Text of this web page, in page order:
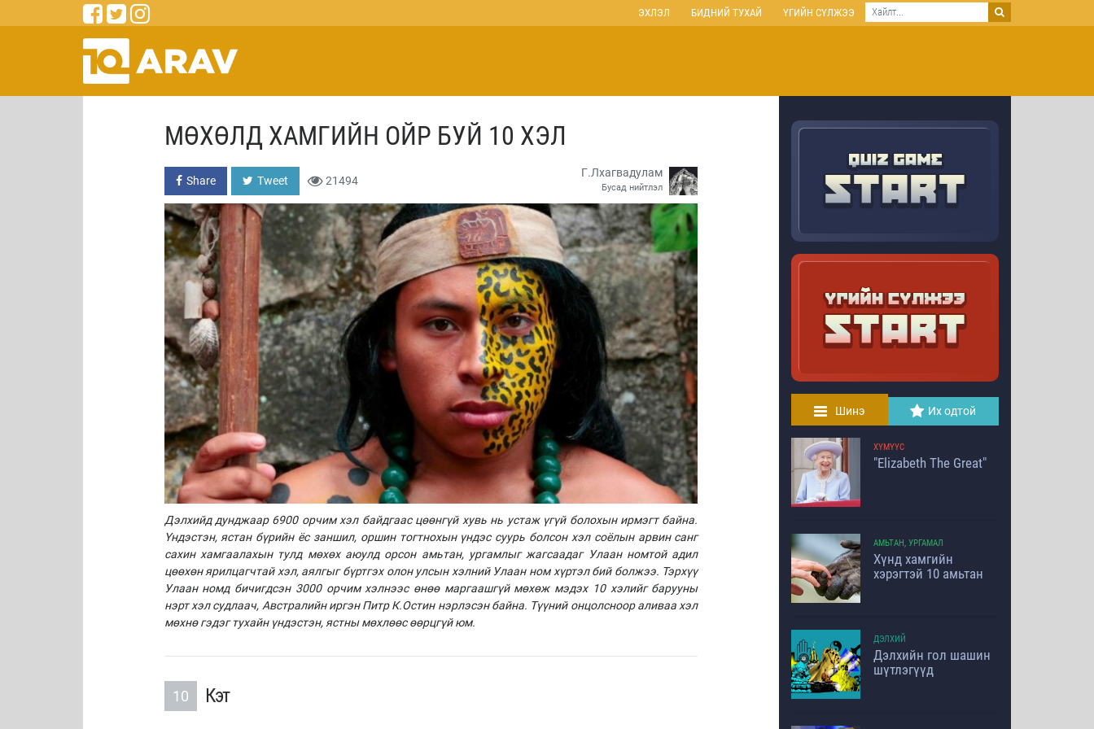
ЭХЛЭЛ БИДНИЙ ТУХАЙ ҮГИЙН СҮЛЖЭЭ
МӨХӨЛД ХАМГИЙН ОЙР БУЙ 10 ХЭЛ
Share Tweet 21494
Г.Лхагвадулам
Бусад нийтлэл
Дэлхийд дунджаар 6900 орчим хэл байдгаас цөөнгүй хувь нь устаж үгүй болохын ирмэгт байна.
Үндэстэн, ястан бүрийн ёс заншил, оршин тогтнохын үндэс суурь болсон хэл соёлын арвин санг
сахин хамгаалахын тулд мөхөх аюулд орсон амьтан, ургамлыг жагсаадаг Улаан номтой адил
цөөхөн ярилцагчтай хэл, аялгыг бүртгэх олон улсын хэлний Улаан ном хүртэл бий болжээ. Тэрхүү
Улаан номд бичигдсэн 3000 орчим хэлнээс өнөө маргаашгүй мөхөж мэдэх 10 хэлийг барууны
нэрт хэл судлаач, Австралийн иргэн Питр К.Остин нэрлэсэн байна. Түүний онцолсноор аливаа хэл
мөхнө гэдэг тухайн үндэстэн, ястны мөхлөөс өөрцгүй юм.
10 Кэт
Шинэ Их одтой
ХҮМҮҮС
"Elizabeth The Great"
АМЬТАН, УРГАМАЛ
Хүнд хамгийн
хэрэгтэй 10 амьтан
ДЭЛХИЙ
Дэлхийн гол шашин
шүтлэгүүд